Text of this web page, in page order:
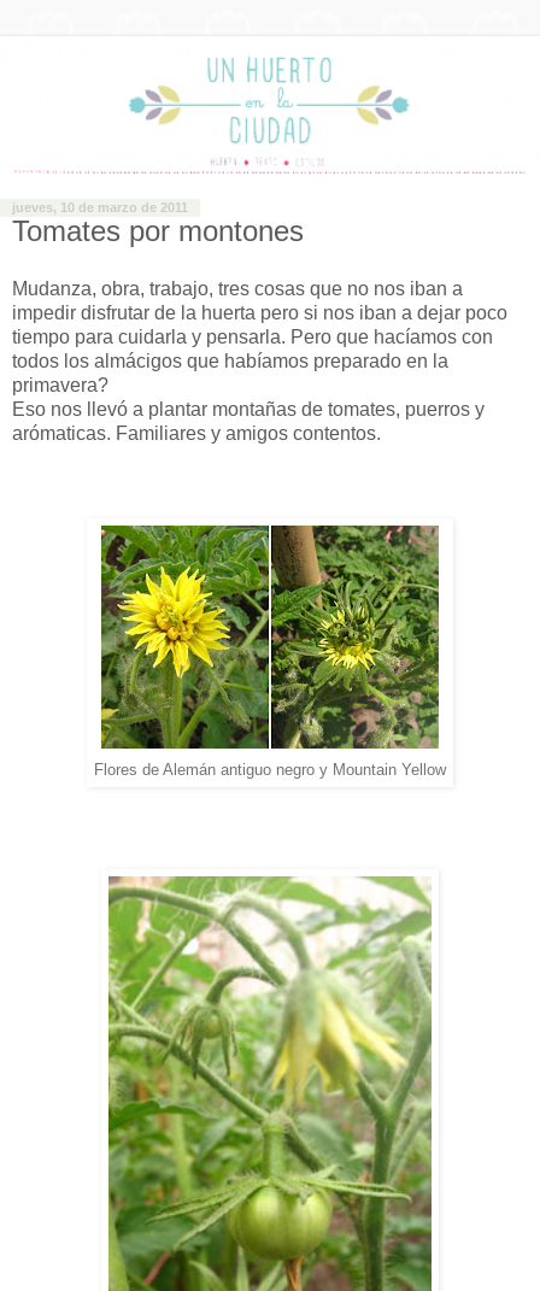
jueves, 10 de marzo de 2011
Tomates por montones
Mudanza, obra, trabajo, tres cosas que no nos iban a
impedir disfrutar de la huerta pero si nos iban a dejar poco
tiempo para cuidarla y pensarla. Pero que hacíamos con
todos los almácigos que habíamos preparado en la
primavera?
Eso nos llevó a plantar montañas de tomates, puerros y
arómaticas. Familiares y amigos contentos.
Flores de Alemán antiguo negro y Mountain Yellow